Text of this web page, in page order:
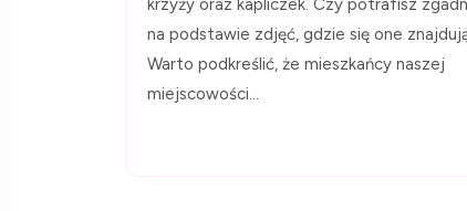
krzyży oraz kapliczek. Czy potrafisz
na podstawie zdjęć, gdzie się one
Warto podkreślić, że mieszkańcy naszej
miejscowości...